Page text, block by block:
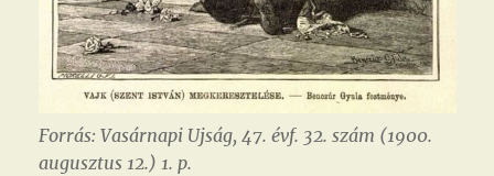
Forrás: Vasárnapi Ujság, 47. évf. 32. szám (1900.
augusztus 12.) 1. p.